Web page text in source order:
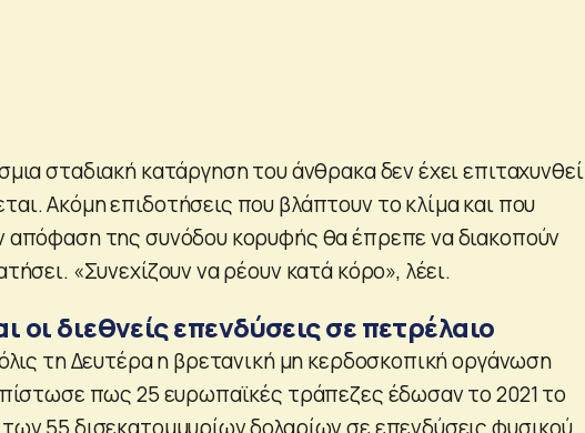
σταδιακή κατάργηση του άνθρακα δεν έχει επιταχυνθεί
Ακόμη επιδοτήσεις που βλάπτουν το κλίμα και που
της συνόδου κορυφής θα έπρεπε να διακοπούν
«Συνεχίζουν να ρέουν κατά κόρο», λέει.
οι διεθνείς επενδύσεις σε πετρέλαιο
τη Δευτέρα η βρετανική μη κερδοσκοπική οργάνωση
πως 25 ευρωπαϊκές τράπεζες έδωσαν το 2021 το
55 δισεκατομμυρίων δολαρίων σε επενδύσεις φυσικού